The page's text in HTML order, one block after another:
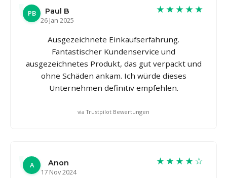
PB
Paul B
26 Jan 2025
★★★★★
Ausgezeichnete Einkaufserfahrung.
Fantastischer Kundenservice und
ausgezeichnetes Produkt, das gut verpackt und
ohne Schäden ankam. Ich würde dieses
Unternehmen definitiv empfehlen.
via Trustpilot Bewertungen
A
Anon
17 Nov 2024
★★★★☆